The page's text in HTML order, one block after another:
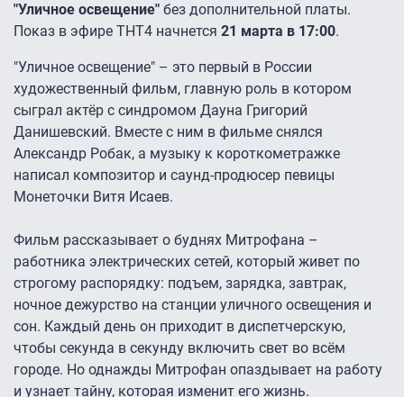
"Уличное освещение" без дополнительной платы.
Показ в эфире ТНТ4 начнется 21 марта в 17:00.
"Уличное освещение" – это первый в России
художественный фильм, главную роль в котором
сыграл актёр с синдромом Дауна Григорий
Данишевский. Вместе с ним в фильме снялся
Александр Робак, а музыку к короткометражке
написал композитор и саунд-продюсер певицы
Монеточки Витя Исаев.
Фильм рассказывает о буднях Митрофана –
работника электрических сетей, который живет по
строгому распорядку: подъем, зарядка, завтрак,
ночное дежурство на станции уличного освещения и
сон. Каждый день он приходит в диспетчерскую,
чтобы секунда в секунду включить свет во всём
городе. Но однажды Митрофан опаздывает на работу
и узнает тайну, которая изменит его жизнь.